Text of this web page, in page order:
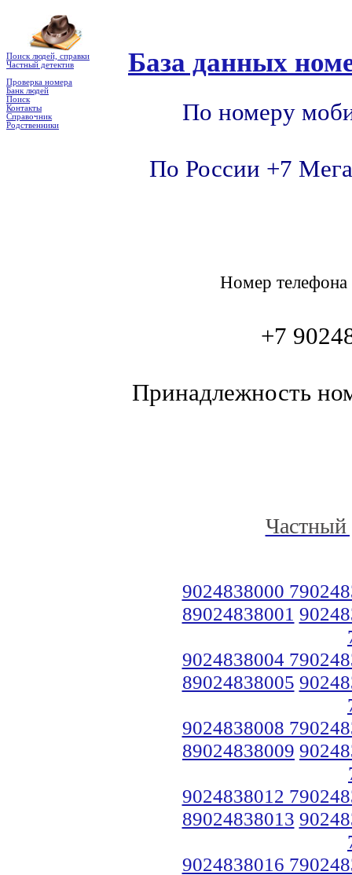
Поиск людей, справки
Частный детектив
Проверка номера
Банк людей
Поиск
Контакты
Справочник
Родственники
База данных
По номеру
По России +7
Номер
+7
Принадлежность
Частный
9024838000
89024838001
9024838004
89024838005
9024838008
89024838009
9024838012
89024838013
9024838016